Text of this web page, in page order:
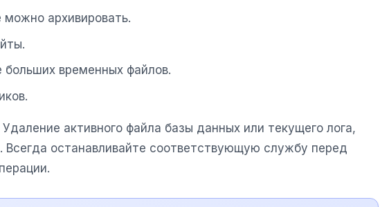
архивировать.
больших временных файлов.
активного файла базы данных или текущего лога,
останавливайте соответствующую службу перед